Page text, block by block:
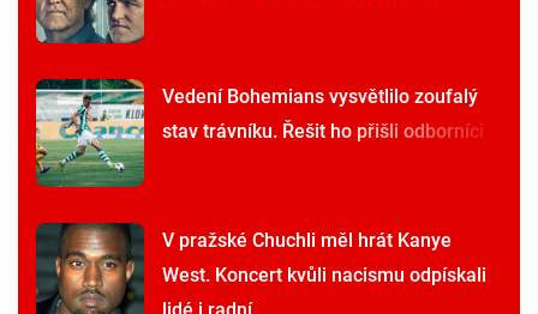
Vedení Bohemians vysvětlilo zoufalý
stav trávníku. Řešit ho přišli odborníci
V pražské Chuchli měl hrát Kanye
West. Koncert kvůli nacismu odpískali
lidé i radní